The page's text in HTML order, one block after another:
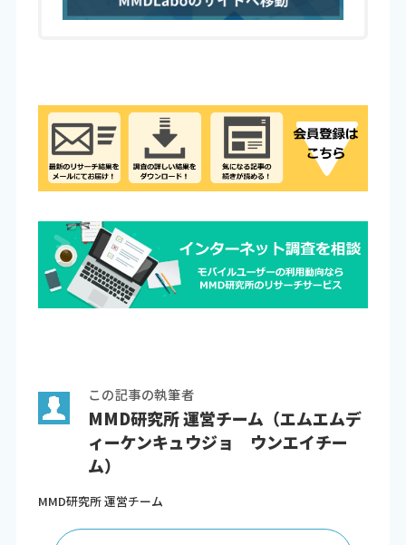
この記事の執筆者
MMD研究所 運営チーム（エムエムデ
ィーケンキュウジョ ウンエイチー
ム）
MMD研究所 運営チーム